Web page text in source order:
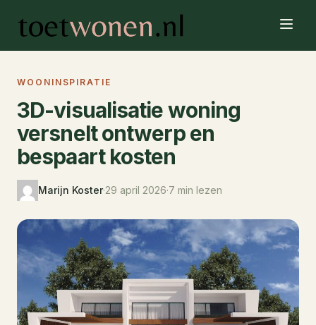
WOONINSPIRATIE
3D-visualisatie woning
versnelt ontwerp en
bespaart kosten
Marijn Koster·29 april 2026·7 min lezen